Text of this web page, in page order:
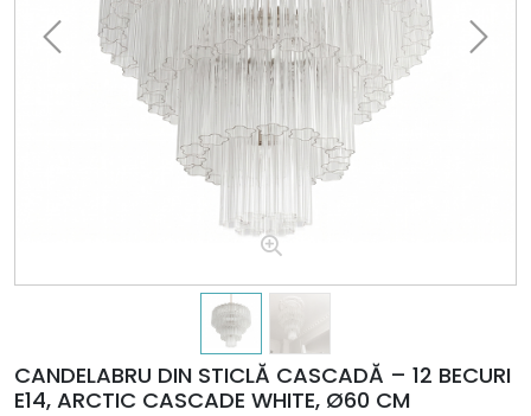
CANDELABRU DIN STICLĂ CASCADĂ – 12 BECURI
E14, ARCTIC CASCADE WHITE, Ø60 CM